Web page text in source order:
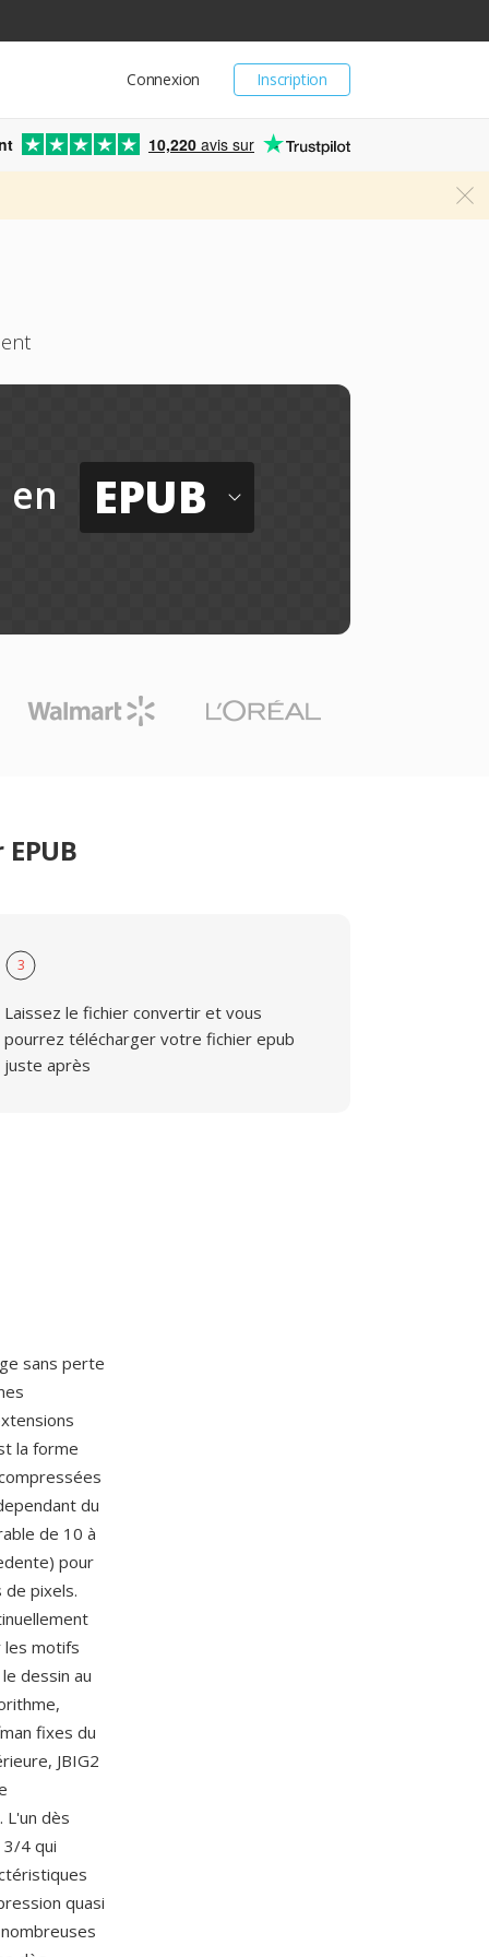
Inscription
Connexion
10,220 avis sur
en EPUB
3
Laissez le fichier convertir et vous
pourrez télécharger votre fichier epub
juste après
sans perte
la forme
du
de 10 à
pour
pixels.
les motifs
dessin au
fixes du
JBIG2
L'un dès
4 qui
quasi